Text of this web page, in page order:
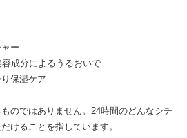
ー
成分によるうるおいで
保湿ケア
のではありません。24時間のどんなシチ
けることを指しています。